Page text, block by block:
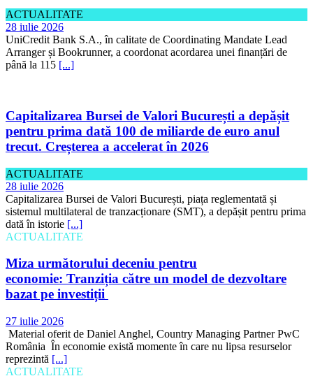
ACTUALITATE
28 iulie 2026
UniCredit Bank S.A., în calitate de Coordinating Mandate Lead
Arranger și Bookrunner, a coordonat acordarea unei finanțări de
până la 115 [...]
Capitalizarea Bursei de Valori București a depășit
pentru prima dată 100 de miliarde de euro anul
trecut. Creșterea a accelerat în 2026
ACTUALITATE
28 iulie 2026
Capitalizarea Bursei de Valori București, piața reglementată și
sistemul multilateral de tranzacționare (SMT), a depășit pentru prima
dată în istorie [...]
ACTUALITATE
Miza următorului deceniu pentru
economie: Tranziția către un model de dezvoltare
bazat pe investiții
27 iulie 2026
Material oferit de Daniel Anghel, Country Managing Partner PwC
România În economie există momente în care nu lipsa resurselor
reprezintă [...]
ACTUALITATE